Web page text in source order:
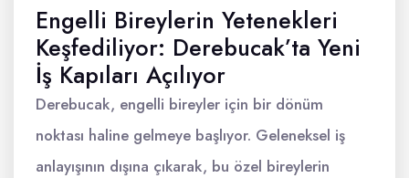
Engelli Bireylerin Yetenekleri
Keşfediliyor: Derebucak’ta Yeni
İş Kapıları Açılıyor
Derebucak, engelli bireyler için bir dönüm
noktası haline gelmeye başlıyor. Geleneksel iş
anlayışının dışına çıkarak, bu özel bireylerin